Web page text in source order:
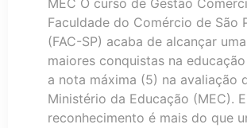
MEC O curso de Gestão
Faculdade do Comércio de São
(FAC-SP) acaba de alcançar
maiores conquistas na
a nota máxima (5) na avaliação
Ministério da Educação (MEC).
reconhecimento é mais do que